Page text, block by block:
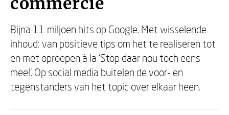
Bijna 11 miljoen hits op Google. Met wisselende
inhoud: van positieve tips om het te realiseren tot
en met oproepen à la ‘Stop daar nou toch eens
mee!’. Op social media buitelen de voor- en
tegenstanders van het topic over elkaar heen.